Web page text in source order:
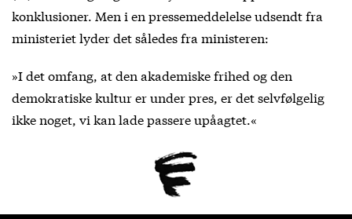
konklusioner. Men i en pressemeddelelse udsendt fra
ministeriet lyder det således fra ministeren:
»I det omfang, at den akademiske frihed og den
demokratiske kultur er under pres, er det selvfølgelig
ikke noget, vi kan lade passere upåagtet.«